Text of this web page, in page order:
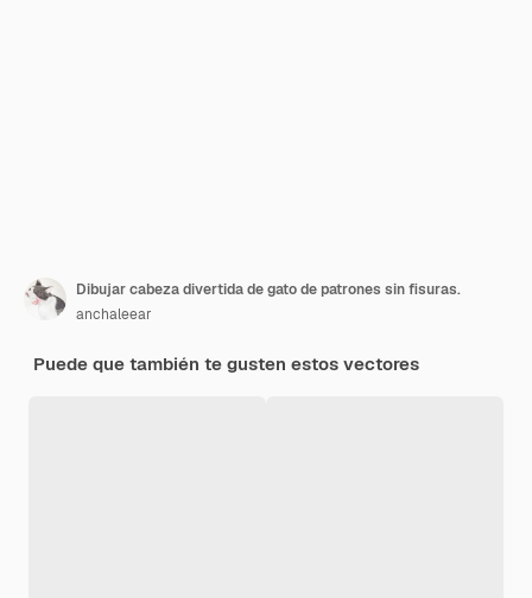
Dibujar cabeza divertida de gato de patrones sin fisuras.
anchaleear
Puede que también te gusten estos vectores